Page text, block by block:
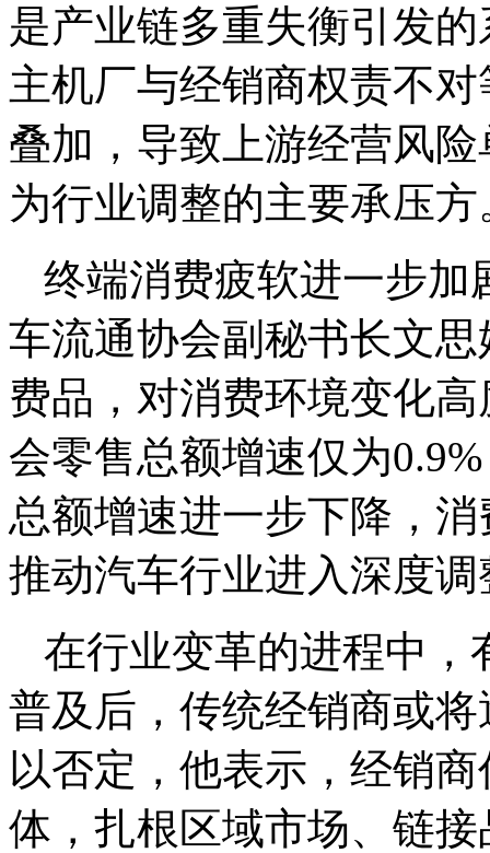
是产业链多重失衡引发
主机厂与经销商权责不
叠加，导致上游经营风
为行业调整的主要承压方
终端消费疲软进一步加
车流通协会副秘书长文
费品，对消费环境变化
会零售总额增速仅为
总额增速进一步下降，
推动汽车行业进入深度
在行业变革的进程中，
普及后，传统经销商或
以否定，他表示，经销
体，扎根区域市场、链